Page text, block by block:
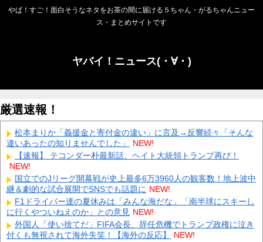
やば！すご！面白そうなネタをお茶の間に届ける５ちゃん・がるちゃんニュー
ス・まとめサイトです
ヤバイ！ニュース(・∀・)
厳選速報！
松本まりか「義援金と寄付金の違い」に言及→反響続々「そんな
違いあったの知りませんでした」
NEW!
【速報】 テコンダー朴最新話、ヘイト大統領トランプ再び！
NEW!
国立でのJリーグ開幕戦が史上最多6万3960人の観客数！地上波中
継＆劇的な試合展開でSNSでも話題に NEW!
F1ドライバー達の夏休みは「みんな海だな」「南半球にスキーし
に行くやついねえのか」との意見 NEW!
外国人「使い捨てだ」FIFA会長、辞任危機でトランプ政権に泣き
付くも無視されて海外失笑！【海外の反応】
NEW!